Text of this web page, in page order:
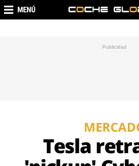
MENÚ
Tesla